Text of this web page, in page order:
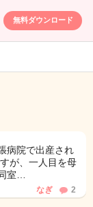
無料ダウンロード
病院で出産され
が、一人目を母
室…
なぎ 2